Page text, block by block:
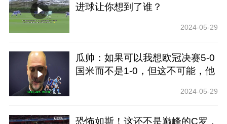
进球让你想到了谁？
2024-05-29
瓜帅：如果可以我想欧冠决赛5-0
国米而不是1-0，但这不可能，他
2024-05-29
恐怖如斯！这还不是巅峰的C罗，